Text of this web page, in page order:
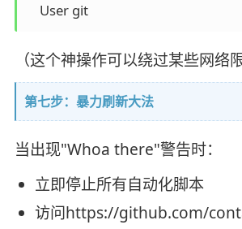
    User git
（这个神操作可以绕过某些网络限
第七步：暴力刷新大法
当出现"Whoa there"警告时：
立即停止所有自动化脚本
访问https://github.com/